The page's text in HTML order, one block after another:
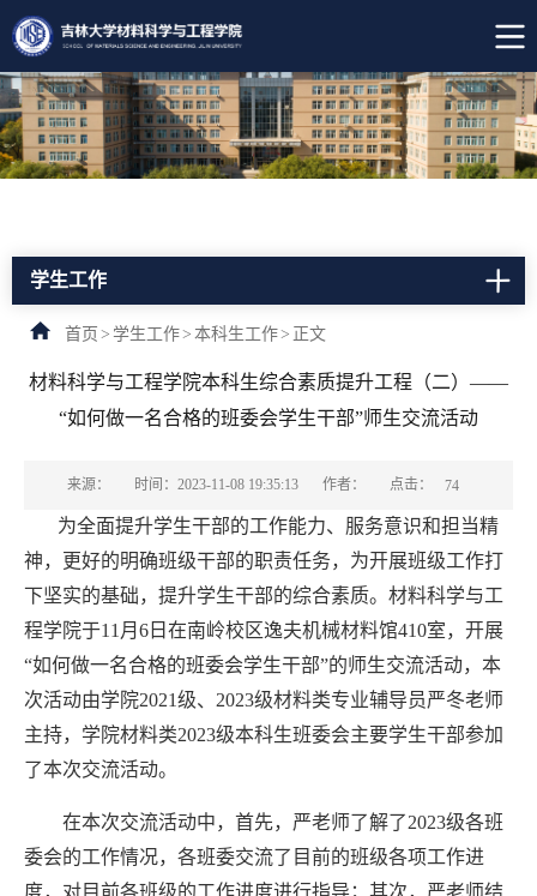
学生工作
首页 > 学生工作> 本科生工作> 正文
材料科学与工程学院本科生综合素质提升工程（二）——
“如何做一名合格的班委会学生干部”师生交流活动
来源： 时间：2023-11-08 19:35:13 作者： 点击： 74
为全面提升学生干部的工作能力、服务意识和担当精
神，更好的明确班级干部的职责任务，为开展班级工作打
下坚实的基础，提升学生干部的综合素质。材料科学与工
程学院于11月6日在南岭校区逸夫机械材料馆410室，开展
“如何做一名合格的班委会学生干部”的师生交流活动，本
次活动由学院2021级、2023级材料类专业辅导员严冬老师
主持，学院材料类2023级本科生班委会主要学生干部参加
了本次交流活动。
在本次交流活动中，首先，严老师了解了2023级各班
委会的工作情况，各班委交流了目前的班级各项工作进
度，对目前各班级的工作进度进行指导；其次，严老师结